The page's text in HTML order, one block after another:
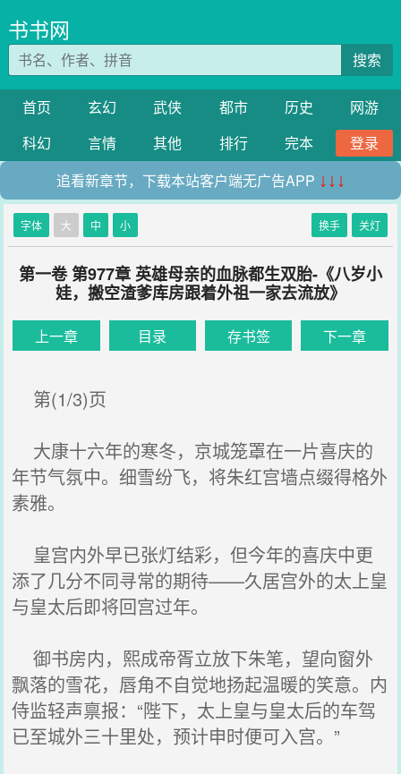
书书网
搜索
首页 玄幻 武侠 都市 历史
网游
科幻
言情 其他 排行 完本
登录
追看新章节，下载本站客户端无广告APP ↓↓↓
字体 大 中 小 换手 关灯
第一卷 第977章 英雄母亲的血脉都生双胎-《八岁小
娃，搬空渣爹库房跟着外祖一家去流放》
上一章 目录 存书签 下一章
第(1/3)页
大康十六年的寒冬，京城笼罩在一片喜庆的
年节气氛中。细雪纷飞，将朱红宫墙点缀得格外
素雅。
皇宫内外早已张灯结彩，但今年的喜庆中更
添了几分不同寻常的期待——久居宫外的太上皇
与皇太后即将回宫过年。
御书房内，熙成帝胥立放下朱笔，望向窗外
飘落的雪花，唇角不自觉地扬起温暖的笑意。内
侍监轻声禀报：“陛下，太上皇与皇太后的车驾
已至城外三十里处，预计申时便可入宫。”